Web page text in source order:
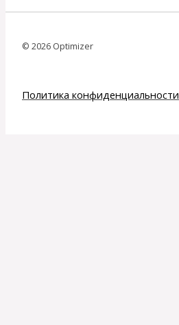
© 2026 Optimizer
Политика конфиденциальности